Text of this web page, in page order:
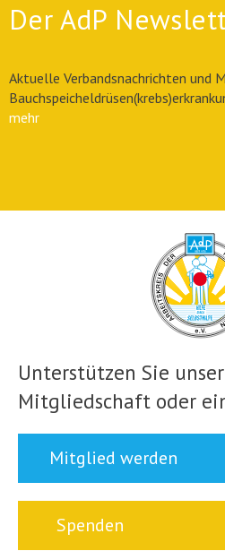
Der AdP
Aktuelle Verbandsnachrichten und
mehr
Unterstützen Sie
Mitgliedschaft oder
Mitglied werden
Spenden